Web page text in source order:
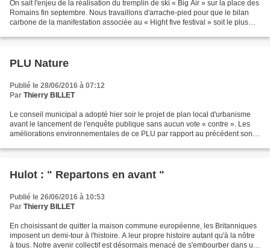
On sait l'enjeu de la réalisation du tremplin de ski « Big Air » sur la place des
Romains fin septembre. Nous travaillons d'arrache-pied pour que le bilan
carbone de la manifestation associée au « Hight five festival » soit le plus
PLU Nature
Publié le 28/06/2016 à 07:12
Par Thierry BILLET
Le conseil municipal a adopté hier soir le projet de plan local d'urbanisme
avant le lancement de l'enquête publique sans aucun vote « contre ». Les
améliorations environnementales de ce PLU par rapport au précédent sont
Hulot : " Repartons en avant "
Publié le 26/06/2016 à 10:53
Par Thierry BILLET
En choisissant de quitter la maison commune européenne, les Britanniques
imposent un demi-tour à l'histoire. A leur propre histoire autant qu'à la nôtre
à tous. Notre avenir collectif est désormais menacé de s'embourber dans un